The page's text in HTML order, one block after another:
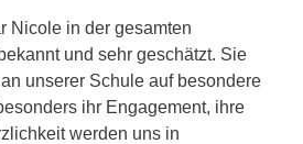
Nicole in der gesamten
und sehr geschätzt. Sie
unserer Schule auf besondere
ihr Engagement, ihre
werden uns in